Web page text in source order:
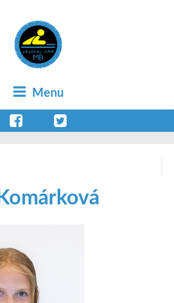
Menu